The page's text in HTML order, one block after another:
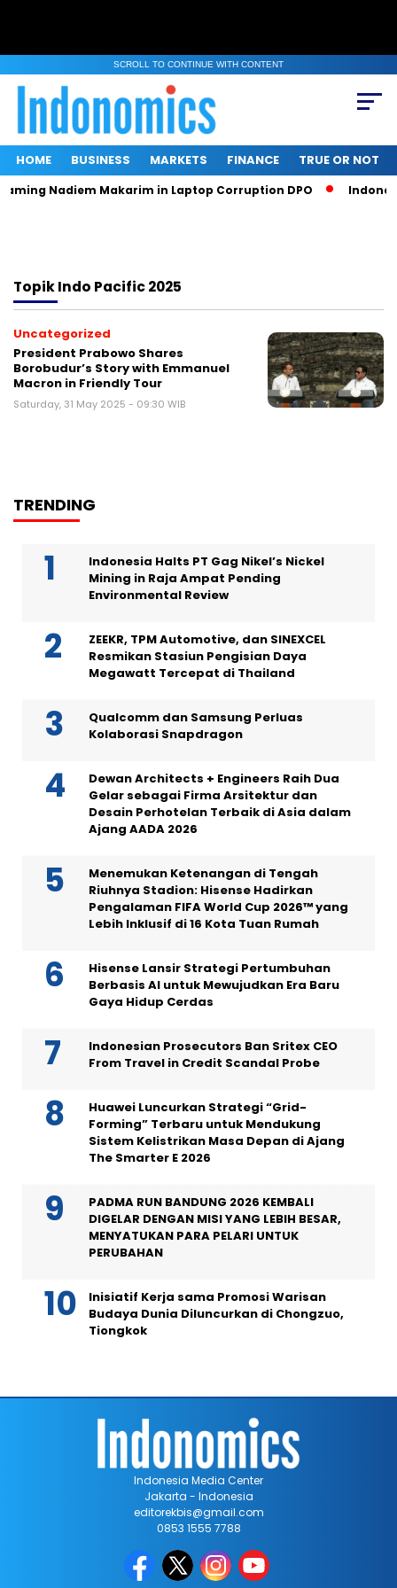
SCROLL TO CONTINUE WITH CONTENT
HOME BUSINESS MARKETS FINANCE TRUE OR NOT
Nadiem Makarim in Laptop Corruption DPO
TopikIndo Pacific 2025
Uncategorized
President Prabowo Shares
Borobudur’s Story with Emmanuel
Macron in Friendly Tour
Saturday, 31 May 2025 - 09:30 WIB
TRENDING
Indonesia Halts PT Gag Nikel’s Nickel
Mining in Raja Ampat Pending
Environmental Review
ZEEKR, TPM Automotive, dan SINEXCEL
Resmikan Stasiun Pengisian Daya
Megawatt Tercepat di Thailand
Qualcomm dan Samsung Perluas
Kolaborasi Snapdragon
Dewan Architects + Engineers Raih Dua
Gelar sebagai Firma Arsitektur dan
Desain Perhotelan Terbaik di Asia dalam
Ajang AADA 2026
Menemukan Ketenangan di Tengah
Riuhnya Stadion: Hisense Hadirkan
Pengalaman FIFA World Cup 2026™ yang
Lebih Inklusif di 16 Kota Tuan Rumah
Hisense Lansir Strategi Pertumbuhan
Berbasis AI untuk Mewujudkan Era Baru
Gaya Hidup Cerdas
Indonesian Prosecutors Ban Sritex CEO
From Travel in Credit Scandal Probe
Huawei Luncurkan Strategi “Grid-
Forming” Terbaru untuk Mendukung
Sistem Kelistrikan Masa Depan di Ajang
The Smarter E 2026
PADMA RUN BANDUNG 2026 KEMBALI
DIGELAR DENGAN MISI YANG LEBIH BESAR,
MENYATUKAN PARA PELARI UNTUK
PERUBAHAN
Inisiatif Kerja sama Promosi Warisan
Budaya Dunia Diluncurkan di Chongzuo,
Tiongkok
Indonesia Media Center
Jakarta - Indonesia
editorekbis@gmail.com
0853 1555 7788